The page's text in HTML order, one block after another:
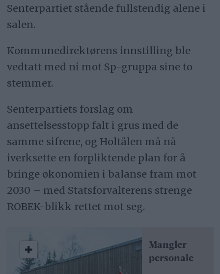
Senterpartiet stående fullstendig alene i
salen.
Kommunedirektørens innstilling ble
vedtatt med ni mot Sp-gruppa sine to
stemmer.
Senterpartiets forslag om
ansettelsesstopp falt i grus med de
samme sifrene, og Holtålen må nå
iverksette en forpliktende plan for å
bringe økonomien i balanse fram mot
2030 – med Statsforvalterens strenge
ROBEK-blikk rettet mot seg.
Mangler
personale